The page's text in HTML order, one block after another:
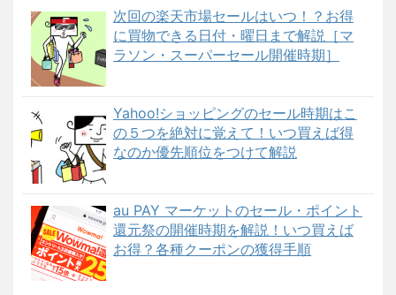
次回の楽天市場セールはいつ！？お得
に買物できる日付・曜日まで解説［マ
ラソン・スーパーセール開催時期］
Yahoo!ショッピングのセール時期はこ
の５つを絶対に覚えて！いつ買えば得
なのか優先順位をつけて解説
au PAY マーケットのセール・ポイント
還元祭の開催時期を解説！いつ買えば
お得？各種クーポンの獲得手順